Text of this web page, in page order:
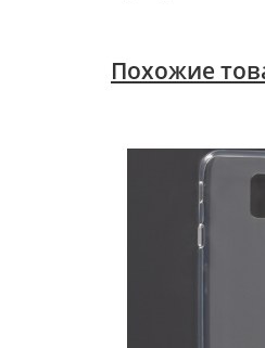
Похожие